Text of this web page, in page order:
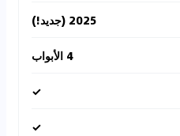
2025 (جديد!)
4 الأبواب
✓
✓